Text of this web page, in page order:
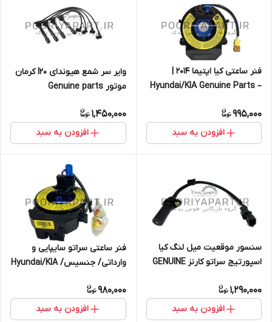
Hyundai/KIA Genuine Parts –
995,000
افزودن به سبد
وایر سر شمع هیوندای I20 کرمان
موتور Genuine parts
1,450,000
افزودن به سبد
سنسور موقعیت میل لنگ کیا
اسپورتیج سراتو کارنز GENUINE
1,290,000
افزودن به سبد
فنر ساعتی سراتو سایپایی و
وارداتی/ جنسیس/ Hyundai/KIA
980,000
افزودن به سبد